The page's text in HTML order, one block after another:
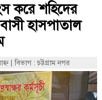
করে শহিদের
হাসপাতাল
|বিভাগ : চট্টগ্রাম নগর